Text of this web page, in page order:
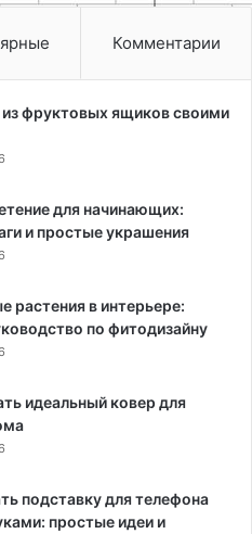
Комментарии
фруктовых ящиков своими
для начинающих:
и простые украшения
растения в интерьере:
по фитодизайну
идеальный ковер для
подставку для телефона
простые идеи и